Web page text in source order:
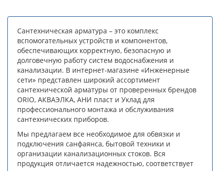
Сантехническая арматура – это комплекс
вспомогательных устройств и компонентов,
обеспечивающих корректную, безопасную и
долговечную работу систем водоснабжения и
канализации. В интернет-магазине «Инженерные
сети» представлен широкий ассортимент
сантехнической арматуры от проверенных брендов
ORIO, АКВАЭЛКА, АНИ пласт и Уклад для
профессионального монтажа и обслуживания
сантехнических приборов.
Мы предлагаем все необходимое для обвязки и
подключения санфаянса, бытовой техники и
организации канализационных стоков. Вся
продукция отличается надежностью, соответствует